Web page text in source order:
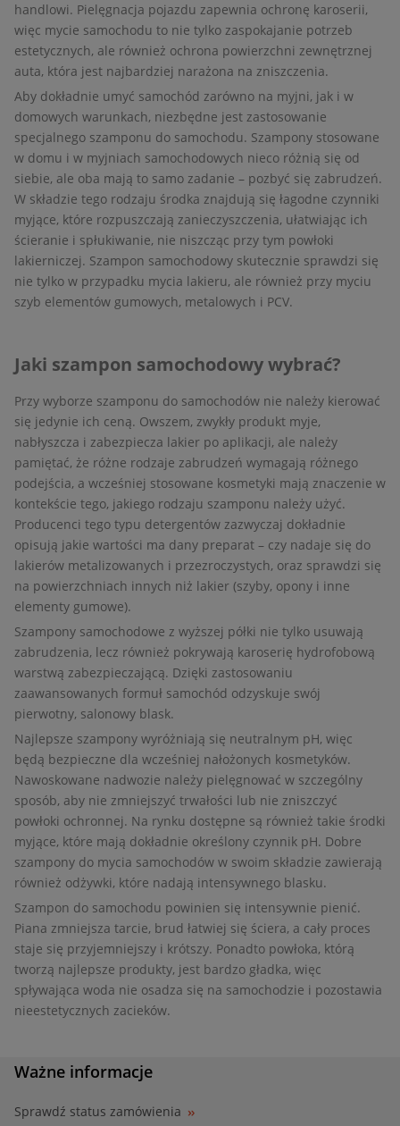
handlowi. Pielęgnacja pojazdu zapewnia ochronę karoserii,
więc mycie samochodu to nie tylko zaspokajanie potrzeb
estetycznych, ale również ochrona powierzchni zewnętrznej
auta, która jest najbardziej narażona na zniszczenia.
Aby dokładnie umyć samochód zarówno na myjni, jak i w
domowych warunkach, niezbędne jest zastosowanie
specjalnego szamponu do samochodu. Szampony stosowane
w domu i w myjniach samochodowych nieco różnią się od
siebie, ale oba mają to samo zadanie – pozbyć się zabrudzeń.
W składzie tego rodzaju środka znajdują się łagodne czynniki
myjące, które rozpuszczają zanieczyszczenia, ułatwiając ich
ścieranie i spłukiwanie, nie niszcząc przy tym powłoki
lakierniczej. Szampon samochodowy skutecznie sprawdzi się
nie tylko w przypadku mycia lakieru, ale również przy myciu
szyb elementów gumowych, metalowych i PCV.
Jaki szampon samochodowy wybrać?
Przy wyborze szamponu do samochodów nie należy kierować
się jedynie ich ceną. Owszem, zwykły produkt myje,
nabłyszcza i zabezpiecza lakier po aplikacji, ale należy
pamiętać, że różne rodzaje zabrudzeń wymagają różnego
podejścia, a wcześniej stosowane kosmetyki mają znaczenie w
kontekście tego, jakiego rodzaju szamponu należy użyć.
Producenci tego typu detergentów zazwyczaj dokładnie
opisują jakie wartości ma dany preparat – czy nadaje się do
lakierów metalizowanych i przezroczystych, oraz sprawdzi się
na powierzchniach innych niż lakier (szyby, opony i inne
elementy gumowe).
Szampony samochodowe z wyższej półki nie tylko usuwają
zabrudzenia, lecz również pokrywają karoserię hydrofobową
warstwą zabezpieczającą. Dzięki zastosowaniu
zaawansowanych formuł samochód odzyskuje swój
pierwotny, salonowy blask.
Najlepsze szampony wyróżniają się neutralnym pH, więc
będą bezpieczne dla wcześniej nałożonych kosmetyków.
Nawoskowane nadwozie należy pielęgnować w szczególny
sposób, aby nie zmniejszyć trwałości lub nie zniszczyć
powłoki ochronnej. Na rynku dostępne są również takie środki
myjące, które mają dokładnie określony czynnik pH. Dobre
szampony do mycia samochodów w swoim składzie zawierają
również odżywki, które nadają intensywnego blasku.
Szampon do samochodu powinien się intensywnie pienić.
Piana zmniejsza tarcie, brud łatwiej się ściera, a cały proces
staje się przyjemniejszy i krótszy. Ponadto powłoka, którą
tworzą najlepsze produkty, jest bardzo gładka, więc
spływająca woda nie osadza się na samochodzie i pozostawia
nieestetycznych zacieków.
Ważne informacje
Sprawdź status zamówienia